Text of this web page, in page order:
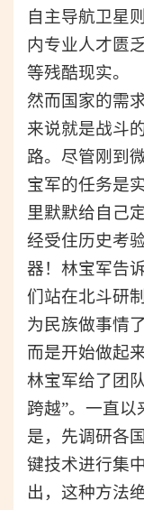
自主导航卫星
内专业人才匮
等残酷现实。
然而国家的需
来说就是战斗
路。 尽管刚到
宝军的任务是
里默默给自己
经受住历史考
器！ 林宝军告
们站在北斗研
为民族做事情
而是开始做起
林宝军给了团
跨越”。 一直以
是，先调研各
键技术进行集
出，这种方法